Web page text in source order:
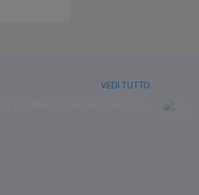
VEDI TUTTO